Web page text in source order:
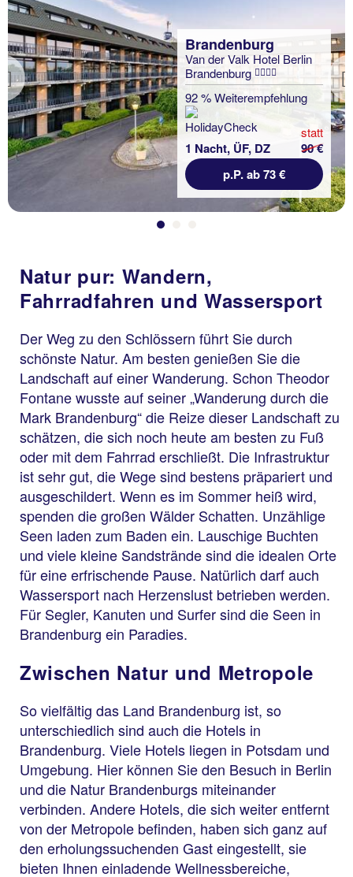
Previous
Brandenburg
Van der Valk Hotel Berlin
Brandenburg
92 % Weiterempfehlung
1 Nacht, ÜF, DZ
statt
90 €
p.P. ab 73 €
Natur pur: Wandern,
Fahrradfahren und Wassersport
Der Weg zu den Schlössern führt Sie durch
schönste Natur. Am besten genießen Sie die
Landschaft auf einer Wanderung. Schon Theodor
Fontane wusste auf seiner „Wanderung durch die
Mark Brandenburg“ die Reize dieser Landschaft zu
schätzen, die sich noch heute am besten zu Fuß
oder mit dem Fahrrad erschließt. Die Infrastruktur
ist sehr gut, die Wege sind bestens präpariert und
ausgeschildert. Wenn es im Sommer heiß wird,
spenden die großen Wälder Schatten. Unzählige
Seen laden zum Baden ein. Lauschige Buchten
und viele kleine Sandstrände sind die idealen Orte
für eine erfrischende Pause. Natürlich darf auch
Wassersport nach Herzenslust betrieben werden.
Für Segler, Kanuten und Surfer sind die Seen in
Brandenburg ein Paradies.
Zwischen Natur und Metropole
So vielfältig das Land Brandenburg ist, so
unterschiedlich sind auch die Hotels in
Brandenburg. Viele Hotels liegen in Potsdam und
Umgebung. Hier können Sie den Besuch in Berlin
und die Natur Brandenburgs miteinander
verbinden. Andere Hotels, die sich weiter entfernt
von der Metropole befinden, haben sich ganz auf
den erholungssuchenden Gast eingestellt, sie
bieten Ihnen einladende Wellnessbereiche,